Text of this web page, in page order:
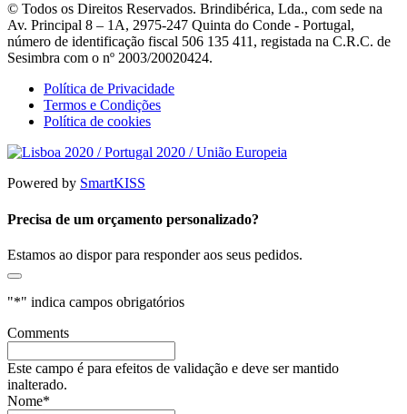
© Todos os Direitos Reservados. Brindibérica, Lda., com sede na
Av. Principal 8 – 1A, 2975-247 Quinta do Conde - Portugal,
número de identificação fiscal 506 135 411, registada na C.R.C. de
Sesimbra com o nº 2003/20020424.
Política de Privacidade
Termos e Condições
Política de cookies
Powered by SmartKISS
Precisa de um orçamento personalizado?
Estamos ao dispor para responder aos seus pedidos.
"*" indica campos obrigatórios
Comments
Este campo é para efeitos de validação e deve ser mantido
inalterado.
Nome*